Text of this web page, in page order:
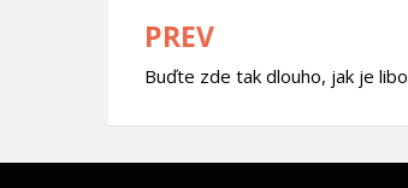
Navigace
pro
příspěvek
PREV
Buďte zde tak dlouho, jak je libo